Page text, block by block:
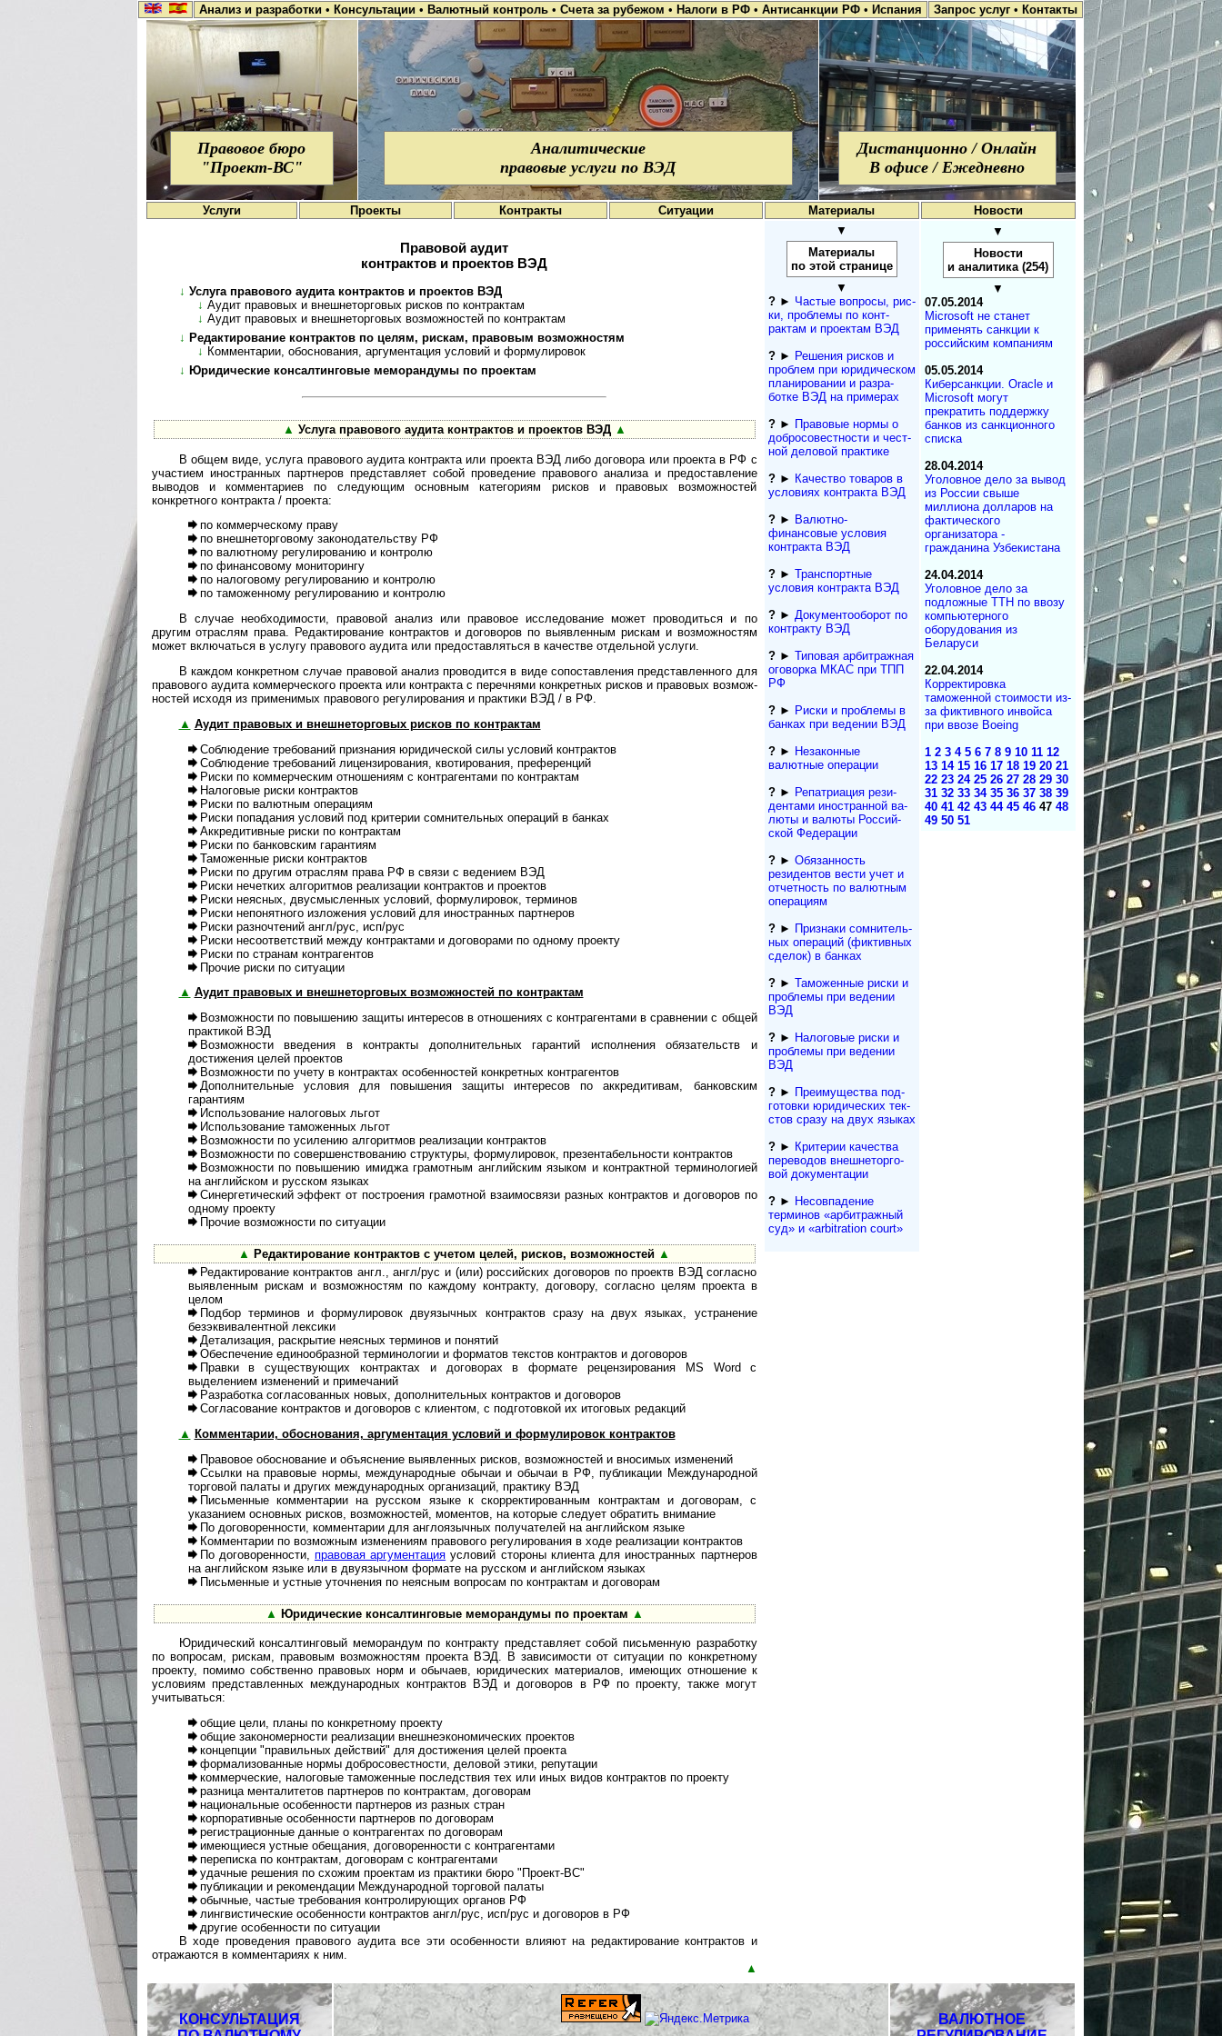
Анализ и разработки • Консультации • Валютный контроль • Счета за рубежом • Налоги в РФ • Антисанкции РФ • Испания Запрос услуг • Контакты
Правовое бюро
"Проект-ВС"
Аналитические
правовые услуги по ВЭД
Дистанционно / Онлайн
В офисе / Ежедневно
Услуги Проекты Контракты Ситуации Материалы Новости
Правовой аудит
контрактов и проектов ВЭД
↓ Услуга правового аудита контрактов и проектов ВЭД
↓ Аудит правовых и внешнеторговых рисков по контрактам
↓ Аудит правовых и внешнеторговых возможностей по контрактам
↓ Редактирование контрактов по целям, рискам, правовым возможностям
↓ Комментарии, обоснования, аргументация условий и формулировок
↓ Юридические консалтинговые меморандумы по проектам
▲ Услуга правового аудита контрактов и проектов ВЭД ▲
В общем виде, услуга правового аудита контракта или проекта ВЭД либо договора или проекта в РФ с
участием иностранных партнеров представляет собой проведение правового анализа и предоставление
выводов и комментариев по следующим основным категориям рисков и правовых возможностей
конкретного контракта / проекта:
по коммерческому праву
по внешнеторговому законодательству РФ
по валютному регулированию и контролю
по финансовому мониторингу
по налоговому регулированию и контролю
по таможенному регулированию и контролю
В случае необходимости, правовой анализ или правовое исследование может проводиться и по
другим отраслям права. Редактирование контрактов и договоров по выявленным рискам и возможностям
может включаться в услугу правового аудита или предоставляться в качестве отдельной услуги.
В каждом конкретном случае правовой анализ проводится в виде сопоставления представленного для
правового аудита коммерческого проекта или контракта с перечнями конкретных рисков и правовых воз­мож­
нос­тей исходя из применимых правового регулирования и практики ВЭД / в РФ.
▲ Аудит правовых и внешнеторговых рисков по контрактам
Соблюдение требований признания юридической силы условий контрактов
Соблюдение требований лицензиро­ва­ния, квотирования, преференций
Риски по коммерческим отношениям с контрагентами по контрактам
Налоговые риски контрактов
Риски по валютным операциям
Риски попадания условий под кри­терии сомнительных операций в банках
Аккредитивные риски по контрактам
Риски по банковским гарантиям
Таможенные риски контрактов
Риски по другим отраслям права РФ в связи с ведением ВЭД
Риски нечетких алгоритмов реали­за­ции контрактов и проектов
Риски неясных, двусмысленных усло­вий, формулировок, терминов
Риски непонятного изложения усло­вий для иностранных партнеров
Риски разночтений англ/рус, исп/рус
Риски несоответствий между контрак­тами и договорами по одному проекту
Риски по странам контрагентов
Прочие риски по ситуации
▲ Аудит правовых и внешнеторговых возможностей по контрактам
Возможности по повышению защиты интересов в отношениях с контр­аген­тами в сравнении с общей
практикой ВЭД
Возможности введения в контракты дополнительных гарантий исполнения обязательств и
достижения целей проектов
Возможности по учету в контрактах особенностей конкретных контрагентов
Дополнительные условия для повы­шения защиты интересов по аккре­дитивам, банковским
гарантиям
Использование на­логовых льгот
Использование та­моженных льгот
Возможности по усилению алго­рит­мов реализации контрактов
Возможности по совершенствованию структуры, формулировок, презента­бель­ности контрактов
Возможности по повышению имиджа грамотным английским языком и контрактной терминологией
на английском и русском языках
Синергетический эффект от пост­ро­е­ния грамотной взаи­мосвязи разных контрактов и до­го­воров по
одному проекту
Прочие возможности по ситуации
▲ Редактирование контрактов с учетом целей, рисков, возможностей ▲
Редактирование контрактов англ., англ/рус и (или) российских договоров по проектв ВЭД согласно
выявленным рискам и возможностям по каждому контракту, договору, согласно целям проекта в
целом
Подбор терминов и формулировок двуязычных контрактов сразу на двух языках, устранение
безэквивалентной лексики
Детализация, раскрытие неясных терминов и понятий
Обеспечение единообразной терми­нологии и форматов текстов контрактов и договоров
Правки в существующих контрактах и договорах в формате рецензирования MS Word с
выделением изменений и примечаний
Разработка согласованных новых, до­полнительных контрактов и договоров
Согласование контрактов и договоров с клиентом, с подготовкой их итоговых редакций
▲ Комментарии, обоснования, аргументация условий и формулировок контрактов
Правовое обоснование и объяснение выявленных рисков, возможностей и вносимых изменений
Ссылки на правовые нормы, меж­дународные обычаи и обычаи в РФ, публикации Международной
торговой палаты и других международных организаций, практику ВЭД
Письменные комментарии на рус­ском языке к скорректированным конт­рактам и дого­ворам, с
указанием основных рисков, возможностей, моментов, на которые следует обратить внимание
По договоренности, комментарии для англоязычных получателей на английском языке
Комментарии по возможным изме­нениям правового регулирования в ходе реализации контрактов
По договоренности, правовая аргу­ментация условий стороны клиента для иностранных партнеров
на английском языке или в двуязычном формате на русском и английском языках
Письменные и устные уточнения по неясным вопросам по контрактам и договорам
▲ Юридические консалтинговые меморандумы по проектам ▲
Юридический консалтинговый меморандум по контракту представляет собой письменную разработку
по вопросам, рискам, правовым возможностям проекта ВЭД. В зависимости от ситуации по конкретному
проекту, помимо собственно правовых норм и обычаев, юридических материалов, имеющих отношение к
условиям представленных международных контрактов ВЭД и договоров в РФ по проекту, также могут
учитываться:
общие цели, планы по конкретному проекту
общие закономерности реализации внешнеэкономических проектов
концепции "правильных действий" для достижения целей проекта
формализованные нормы добросовестности, деловой этики, репутации
коммерческие, налоговые таможенные последствия тех или иных видов контрактов по проекту
разница менталитетов партнеров по контрактам, договорам
национальные особенности партнеров из разных стран
корпоративные особенности партнеров по договорам
регистрационные данные о контрагентах по договорам
имеющиеся устные обещания, договоренности с контрагентами
переписка по контрактам, договорам с контрагентами
удачные решения по схожим проектам из практики бюро "Проект-ВС"
публикации и рекомендации Международной торговой палаты
обычные, частые требования контролирующих органов РФ
лингвистические особенности контрактов англ/рус, исп/рус и договоров в РФ
другие особенности по ситуации
В ходе проведения правового аудита все эти особенности влияют на редактирование контрактов и
отражаются в комментариях к ним.
▲
▼
Материалы
по этой странице
▼
?► Частые вопросы, рис­
ки, проблемы по конт­
рактам и проектам ВЭД
?► Решения рисков и
про­блем при юридичес­ком
планирова­нии и разра­
ботке ВЭД на примерах
?► Правовые нормы о
добросовестности и чест­
ной деловой практике
?► Качество товаров в
условиях контракта ВЭД
?► Валютно-
финансовые условия
контракта ВЭД
?► Транспортные
условия контракта ВЭД
?► Документооборот по
контракту ВЭД
?► Типовая арбитражная
оговорка МКАС при ТПП
РФ
?► Риски и проблемы в
банках при ведении ВЭД
?► Незаконные
валютные операции
?► Репатриация ре­зи­
ден­та­ми иностранной ва­
лю­ты и валюты Рос­сий­
ской Федерации
?► Обязанность
резиден­тов вести учет и
отчетность по валютным
операциям
?► Признаки сомнитель­
ных операций (фиктивных
сделок) в банках
?► Таможенные риски и
проблемы при ведении
ВЭД
?► Налоговые риски и
проблемы при ведении
ВЭД
?► Преимущества под­
гото­вки юри­ди­чес­ких тек­
с­тов сразу на двух языках
?► Критерии качества
переводов внешне­тор­го­
вой документации
?► Несовпадение
терминов «арбитражный
суд» и «arbitration court»
▼
Новости
и аналитика (254)
▼
07.05.2014
Microsoft не станет
применять санкции к
российским компаниям
05.05.2014
Киберсанкции. Oracle и
Microsoft могут
прекратить поддержку
банков из санкционного
списка
28.04.2014
Уголовное дело за вывод
из России свыше
миллиона долларов на
фактического
организатора -
гражданина Узбекистана
24.04.2014
Уголовное дело за
подложные ТТН по ввозу
компьютерного
оборудования из
Беларуси
22.04.2014
Корректировка
таможенной стоимости из-
за фиктивного инвойса
при ввозе Boeing
1 2 3 4 5 6 7 8 9 10 11 12
13 14 15 16 17 18 19 20 21
22 23 24 25 26 27 28 29 30
31 32 33 34 35 36 37 38 39
40 41 42 43 44 45 46 47 48
49 50 51
КОНСУЛЬТАЦИЯ
ВАЛЮТНОЕ